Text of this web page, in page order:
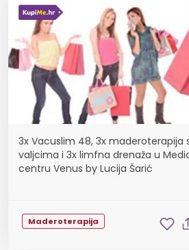
3x Vacuslim 48, 3x maderoterapija
valjcima i 3x limfna drenaža u
centru Venus by Lucija Šarić
Maderoterapija